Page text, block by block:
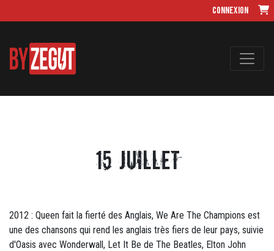
Connexion
15 juillet
2012 : Queen fait la fierté des Anglais, We Are The Champions est
une des chansons qui rend les anglais très fiers de leur pays, suivie
d'Oasis avec Wonderwall, Let It Be de The Beatles, Elton John